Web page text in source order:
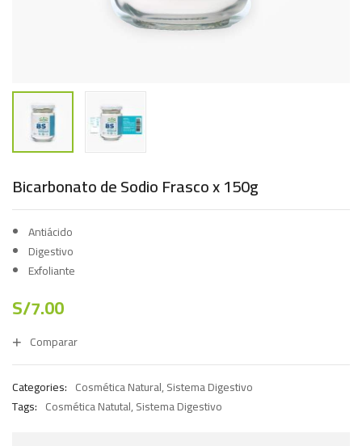
Bicarbonato de Sodio Frasco x 150g
Antiácido
Digestivo
Exfoliante
S/7.00
Comparar
Categories: Cosmética Natural,Sistema Digestivo
Tags: Cosmética Natutal,Sistema Digestivo